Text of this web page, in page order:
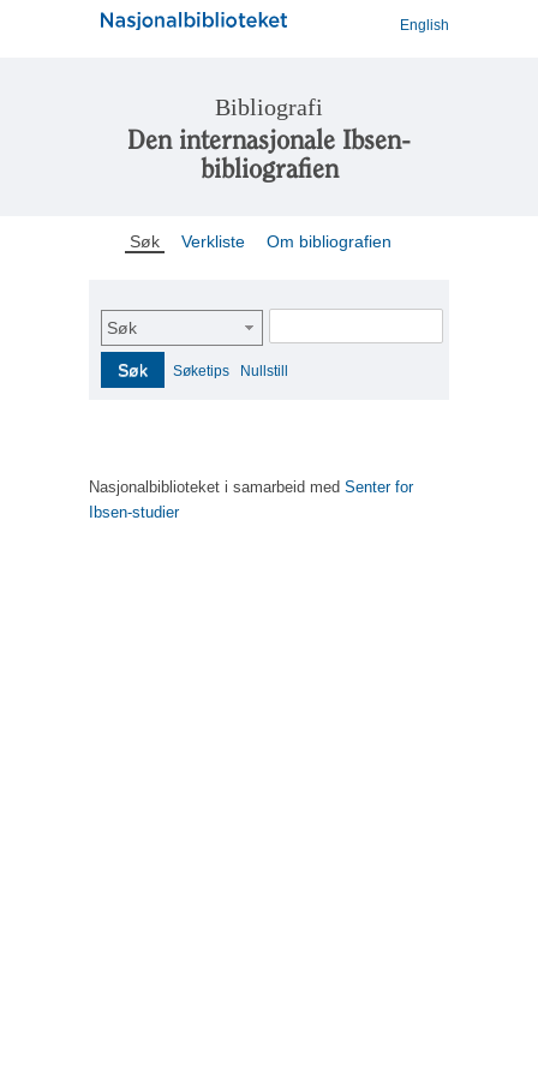
English
Bibliografi
Den internasjonale Ibsen-
bibliografien
Søk Verkliste Om bibliografien
Søk
Søk Søketips Nullstill
Nasjonalbiblioteket i samarbeid med Senter for
Ibsen-studier